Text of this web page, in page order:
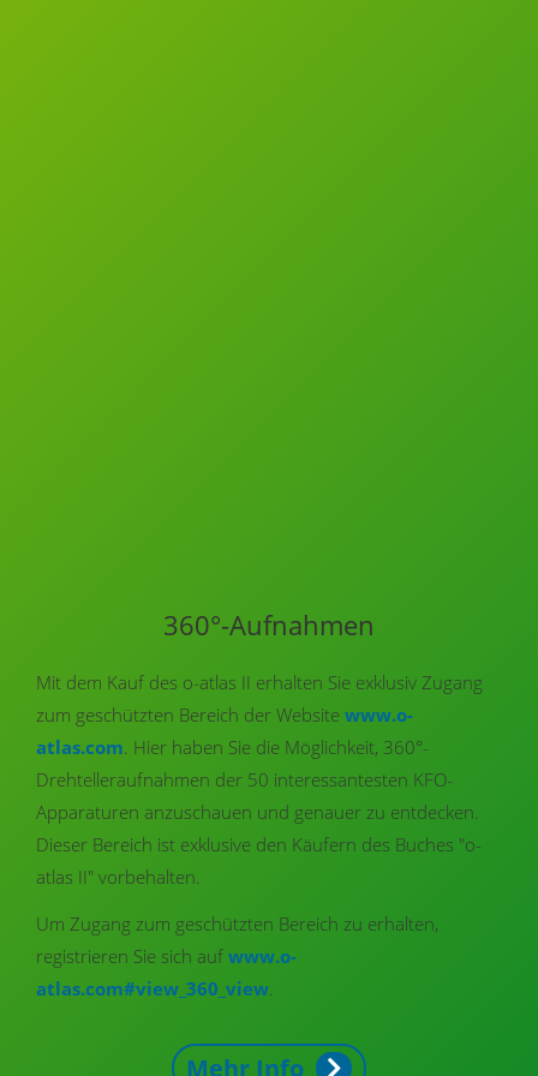
360°-Aufnahmen
Mit dem Kauf des o-atlas II erhalten Sie exklusiv Zugang
zum geschützten Bereich der Website www.o-
atlas.com. Hier haben Sie die Möglichkeit, 360°-
Drehteller­aufnahmen der 50 inter­essantesten KFO-
Apparaturen anzu­­schauen und genauer zu entdecken.
Dieser Bereich ist exklusive den Käufern des Buches "o-
atlas II" vorbehalten.
Um Zugang zum geschützten Bereich zu erhalten,
registrieren Sie sich auf www.o-
atlas.com#view_360_view.
Mehr Info